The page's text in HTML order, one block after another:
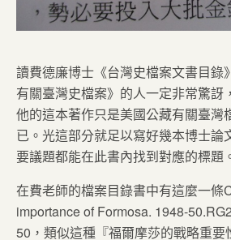
讀費德廉博士《台灣史檔案文書目錄
有關臺灣史檔案》的人一定非常驚訝
他的這本著作只是美國公藏有關臺灣
已。光這部分就足以寫好幾本博士論
要議題都能在此書內找到對應的標題
在費老師的檔案目錄書中有這麼一條
importance of Formosa. 1948-
50，類似這種『福爾摩莎的戰略重要